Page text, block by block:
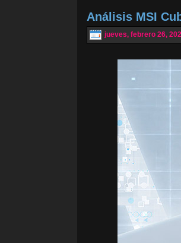
Análisis MSI
jueves, febrero 26,